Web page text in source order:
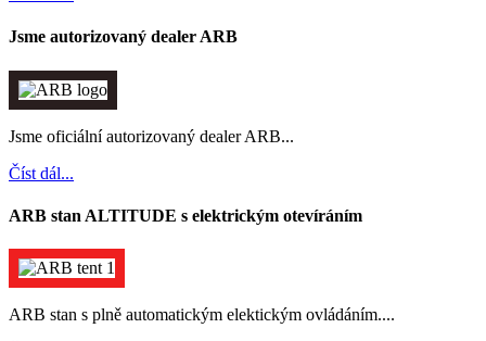
Jsme autorizovaný dealer ARB
Jsme oficiální autorizovaný dealer ARB...
Číst dál...
ARB stan ALTITUDE s elektrickým otevíráním
ARB stan s plně automatickým elektickým ovládáním....